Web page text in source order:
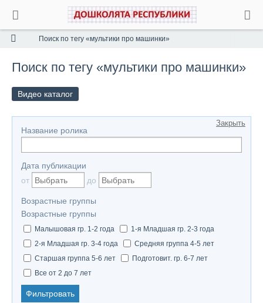
Поиск по тегу «мультики про машинки»
Поиск по тегу «мультики про машинки»
Видео каталог
Закрыть
Название ролика
Дата публикации
от
до
Возрастные группы
Возрастные группы
Малышовая гр. 1-2 года
1-я Младшая гр. 2-3 года
2-я Младшая гр. 3-4 года
Средняя группа 4-5 лет
Старшая группа 5-6 лет
Подготовит. гр. 6-7 лет
Все от 2 до 7 лет
Фильтровать